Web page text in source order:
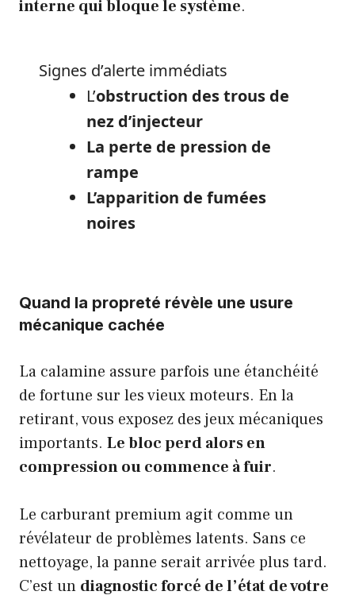
interne qui bloque le système.
Signes d’alerte immédiats
L’obstruction des trous de
nez d’injecteur
La perte de pression de
rampe
L’apparition de fumées
noires
Quand la propreté révèle une usure
mécanique cachée
La calamine assure parfois une étanchéité
de fortune sur les vieux moteurs. En la
retirant, vous exposez des jeux mécaniques
importants. Le bloc perd alors en
compression ou commence à fuir.
Le carburant premium agit comme un
révélateur de problèmes latents. Sans ce
nettoyage, la panne serait arrivée plus tard.
C’est un diagnostic forcé de l’état de votre